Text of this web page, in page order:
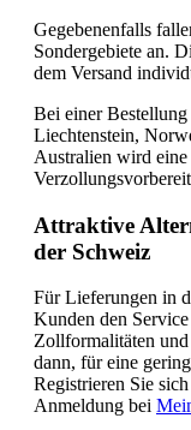
Gegebenenfalls
Sondergebiete an.
dem Versand
Bei einer
Liechtenstein,
Australien wird
Attraktive
der Schweiz
Für Lieferungen in
Kunden den
Zollformalitäten
dann, für eine
Registrieren Sie
Anmeldung bei